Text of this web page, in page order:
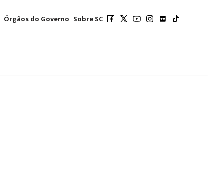
Órgãos do Governo Sobre SC